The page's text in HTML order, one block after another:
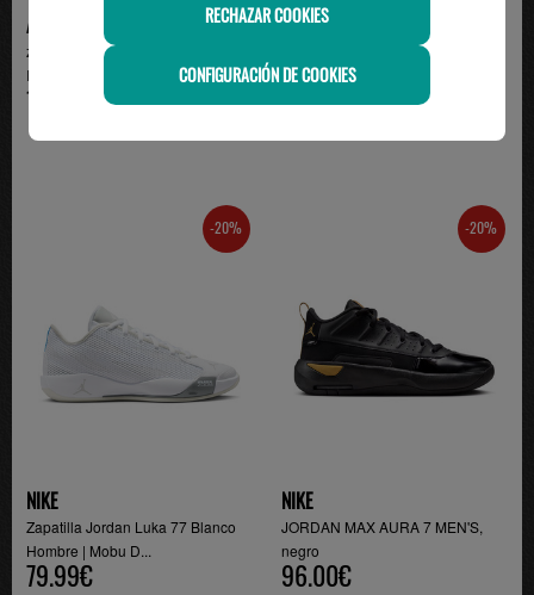
ADIDAS
zapatilla baloncesto adidas D.O.N.
ISSUE 8, gri...
119.95€
NIKE
zapatilla de baloncesto JORDAN
LUKA DONCIC 77,...
79.99€
-20%
NIKE
Zapatilla Jordan Luka 77 Blanco
Hombre | Mobu D...
79.99€
-20%
NIKE
JORDAN MAX AURA 7 MEN'S,
negro
96.00€
RECHAZAR COOKIES
CONFIGURACIÓN DE COOKIES